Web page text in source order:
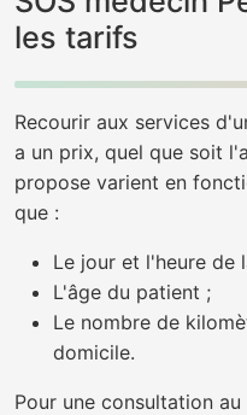
les tarifs
Recourir aux services
a un prix, quel que soit
propose varient en
que :
Le jour et l'heure de
L'âge du patient ;
Le nombre de
domicile.
Pour une consultation au